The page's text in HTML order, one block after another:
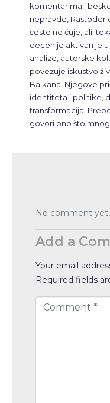
komentarima i
nepravde, Rastoder
često ne čuje, ali
decenije aktivan je
analize, autorske
povezuje iskustvo
Balkana. Njegove
identiteta i politike,
transformacija.
govori ono što
No comment
Add a
Your email
Required fields